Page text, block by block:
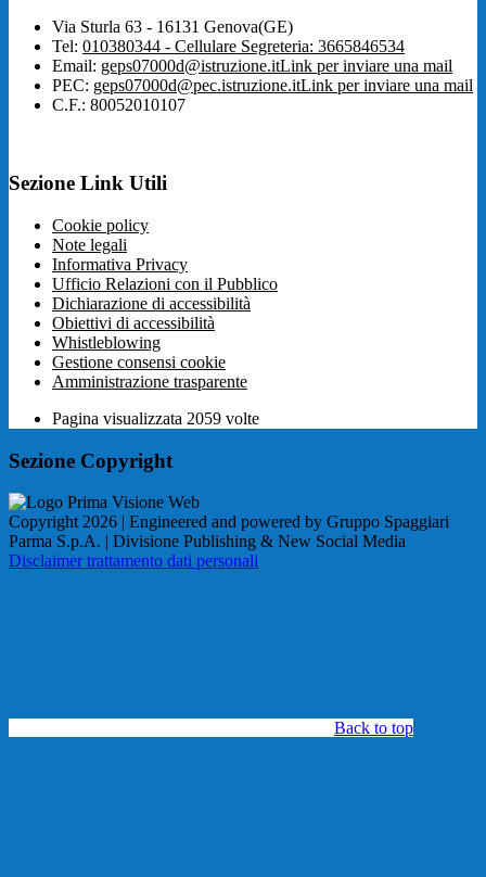
Via Sturla 63 - 16131 Genova(GE)
Tel: 010380344 - Cellulare Segreteria: 3665846534
Email: geps07000d@istruzione.itLink per inviare una mail
PEC: geps07000d@pec.istruzione.itLink per inviare una mail
C.F.: 80052010107
Sezione Link Utili
Cookie policy
Note legali
Informativa Privacy
Ufficio Relazioni con il Pubblico
Dichiarazione di accessibilità
Obiettivi di accessibilità
Whistleblowing
Gestione consensi cookie
Amministrazione trasparente
Pagina visualizzata 2059 volte
Sezione Copyright
Copyright 2026 | Engineered and powered by Gruppo Spaggiari
Parma S.p.A. | Divisione Publishing & New Social Media
Disclaimer trattamento dati personali
Back to top